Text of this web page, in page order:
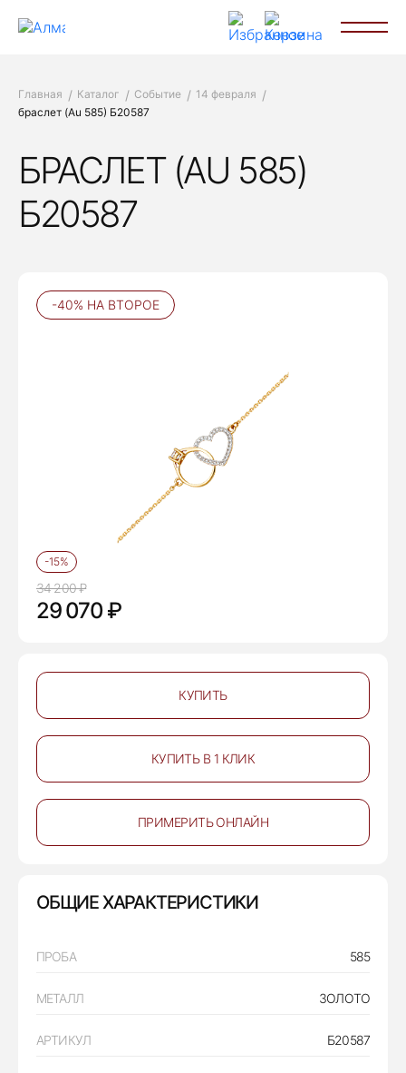
Главная Каталог Событие
14 февраля
браслет (Au 585) Б20587
БРАСЛЕТ (AU 585)
Б20587
-40% НА ВТОРОЕ
34 200 ₽
-15%
29 070 ₽
ОБЩИЕ ХАРАКТЕРИСТИКИ
ПРОБА 585
МЕТАЛЛ ЗОЛОТО
АРТИКУЛ Б20587
КУПИТЬ
КУПИТЬ В 1 КЛИК
ПРИМЕРИТЬ ОНЛАЙН